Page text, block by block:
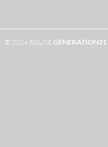
© 2024 EGLISE GENERATION21